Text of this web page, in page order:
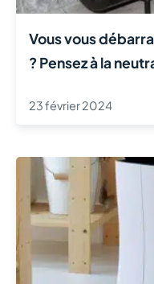
Vous vous
? Pensez à la
23 février 2024